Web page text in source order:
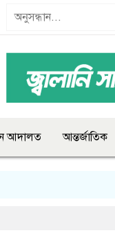
আদালত আন্তর্জাতিক